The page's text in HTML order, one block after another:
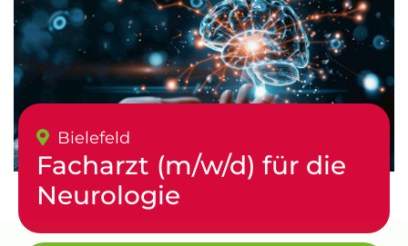
Bielefeld
Facharzt (m/w/d) für die
Neurologie